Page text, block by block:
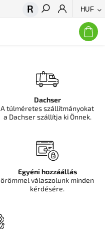
HUF
Keresés
Dachser
A túlméretes szállítmányokat
a Dachser szállítja ki Önnek.
Egyéni hozzáállás
örömmel válaszolunk minden
kérdésére.